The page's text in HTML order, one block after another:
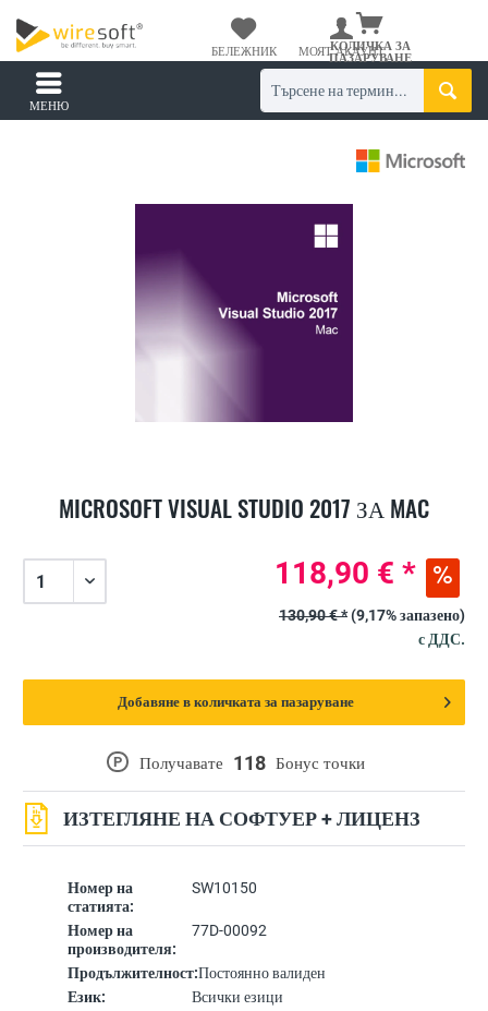
КОЛИЧКА ЗА
ПАЗАРУВАНЕ
БЕЛЕЖНИК МОЯТ АКАУНТ
МЕНЮ
MICROSOFT VISUAL STUDIO 2017 ЗА MAC
Номер на
статията:
SW10150
Номер на
производителя:
77D-00092
Продължителност:Постоянно валиден
Език:
Всички езици
P Получавате 118 Бонус точки
ИЗТЕГЛЯНЕ НА СОФТУЕР + ЛИЦЕНЗ
118,90 € *
130,90 € *(9,17% запазено)
с ДДС.
Добавяне в количката за пазаруване